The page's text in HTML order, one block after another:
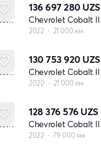
Chevrolet Cobalt II - поколение рестайлинг
136 697 280 UZS
2022 21 000 км
Chevrolet Cobalt II - поколение рестайлинг
130 753 920 UZS
2020 21 000 км
Chevrolet Cobalt II - поколение рестайлинг
128 376 576 UZS
2022 79 000 км